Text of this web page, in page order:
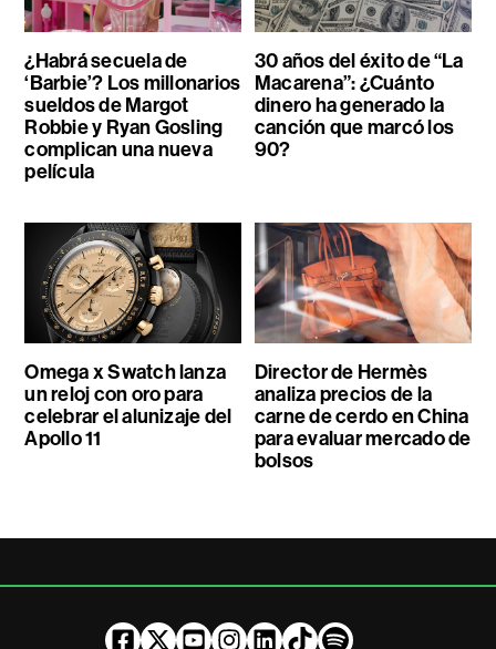
¿Habrá secuela de
‘Barbie’? Los millonarios
sueldos de Margot
Robbie y Ryan Gosling
complican una nueva
película
30 años del éxito de “La
Macarena”: ¿Cuánto
dinero ha generado la
canción que marcó los
90?
Omega x Swatch lanza
un reloj con oro para
celebrar el alunizaje del
Apollo 11
Director de Hermès
analiza precios de la
carne de cerdo en China
para evaluar mercado de
bolsos